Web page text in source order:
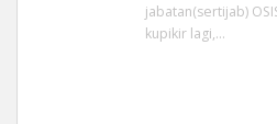
jabatan(sertijab)
kupikir lagi,…